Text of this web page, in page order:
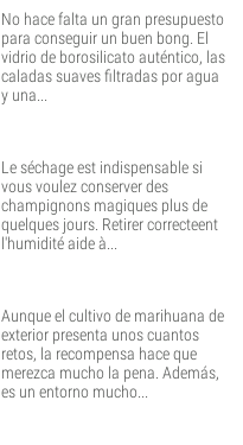
No hace falta un gran presupuesto
para conseguir un buen bong. El
vidrio de borosilicato auténtico, las
caladas suaves filtradas por agua
y una...
Le séchage est indispensable si
vous voulez conserver des
champignons magiques plus de
quelques jours. Retirer correcteent
l'humidité aide à...
Aunque el cultivo de marihuana de
exterior presenta unos cuantos
retos, la recompensa hace que
merezca mucho la pena. Además,
es un entorno mucho...